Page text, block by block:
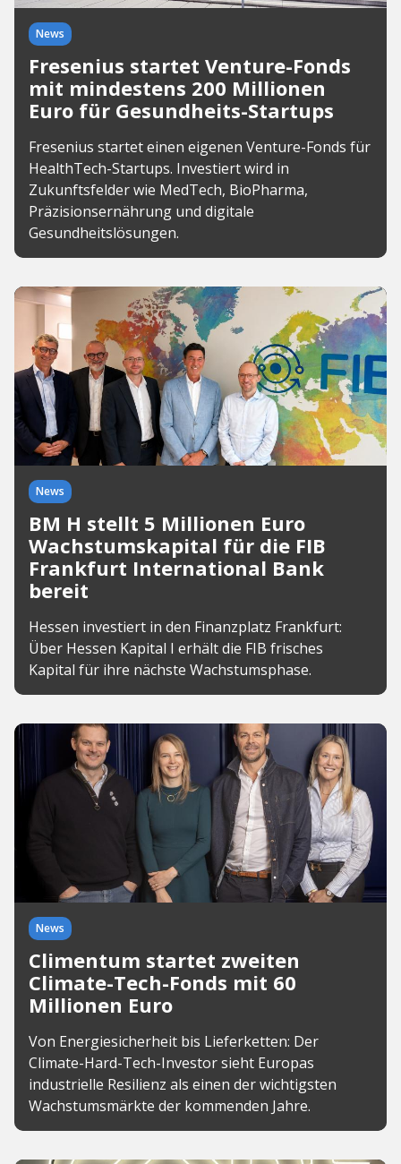
News
Fresenius startet Venture-Fonds
mit mindestens 200 Millionen
Euro für Gesundheits-Startups
Fresenius startet einen eigenen Venture-Fonds für
HealthTech-Startups. Investiert wird in
Zukunftsfelder wie MedTech, BioPharma,
Präzisionsernährung und digitale
Gesundheitslösungen.
News
BM H stellt 5 Millionen Euro
Wachstumskapital für die FIB
Frankfurt International Bank
bereit
Hessen investiert in den Finanzplatz Frankfurt:
Über Hessen Kapital I erhält die FIB frisches
Kapital für ihre nächste Wachstumsphase.
News
Climentum startet zweiten
Climate-Tech-Fonds mit 60
Millionen Euro
Von Energiesicherheit bis Lieferketten: Der
Climate-Hard-Tech-Investor sieht Europas
industrielle Resilienz als einen der wichtigsten
Wachstumsmärkte der kommenden Jahre.